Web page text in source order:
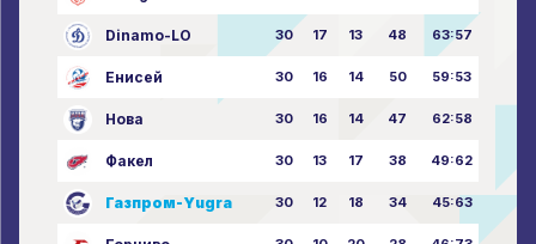
Dinamo-LO 30 17 13 48 63:57
Енисей 30 16 14 50 59:53
Нова 30 16 14 47 62:58
Факел 30 13 17 38 49:62
Газпром-Yugra 30 12 18 34 45:63